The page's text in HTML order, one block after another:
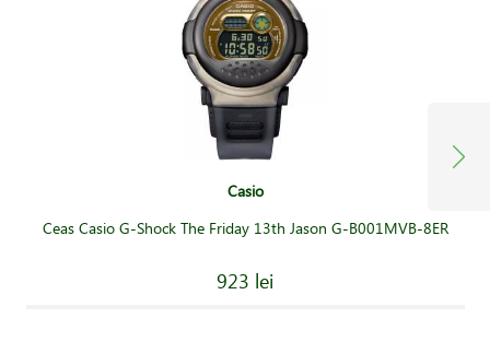
Casio
Ceas Casio G-Shock The Friday 13th Jason G-B001MVB-8ER
923 lei